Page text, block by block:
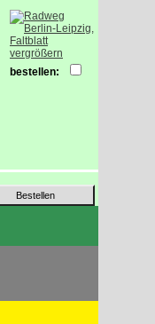
vergrößern
bestellen: